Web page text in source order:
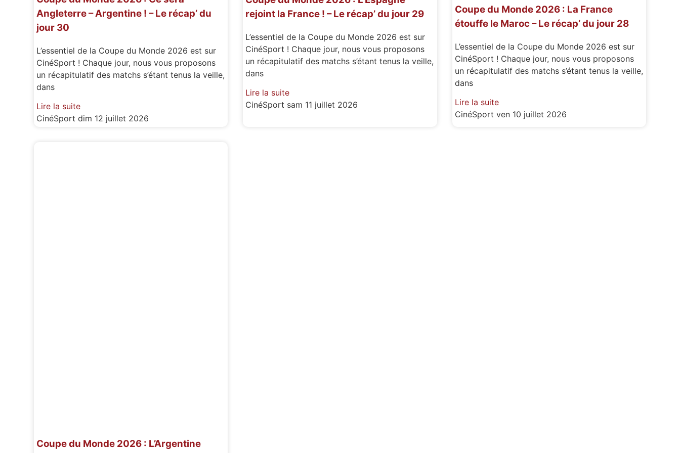
Angleterre – Argentine ! – Le récap’ du
jour 30
L’essentiel de la Coupe du Monde 2026 est sur
CinéSport ! Chaque jour, nous vous proposons
un récapitulatif des matchs s’étant tenus la veille,
dans
Lire la suite
CinéSportdim 12 juillet 2026
rejoint la France ! – Le récap’ du jour 29
L’essentiel de la Coupe du Monde 2026 est sur
CinéSport ! Chaque jour, nous vous proposons
un récapitulatif des matchs s’étant tenus la veille,
dans
Lire la suite
CinéSport sam 11 juillet 2026
Coupe du Monde 2026 : La France
étouffe le Maroc – Le récap’ du jour 28
L’essentiel de la Coupe du Monde 2026 est sur
CinéSport ! Chaque jour, nous vous proposons
un récapitulatif des matchs s’étant tenus la veille,
dans
Lire la suite
CinéSport ven 10 juillet 2026
Coupe du Monde 2026 : L’Argentine